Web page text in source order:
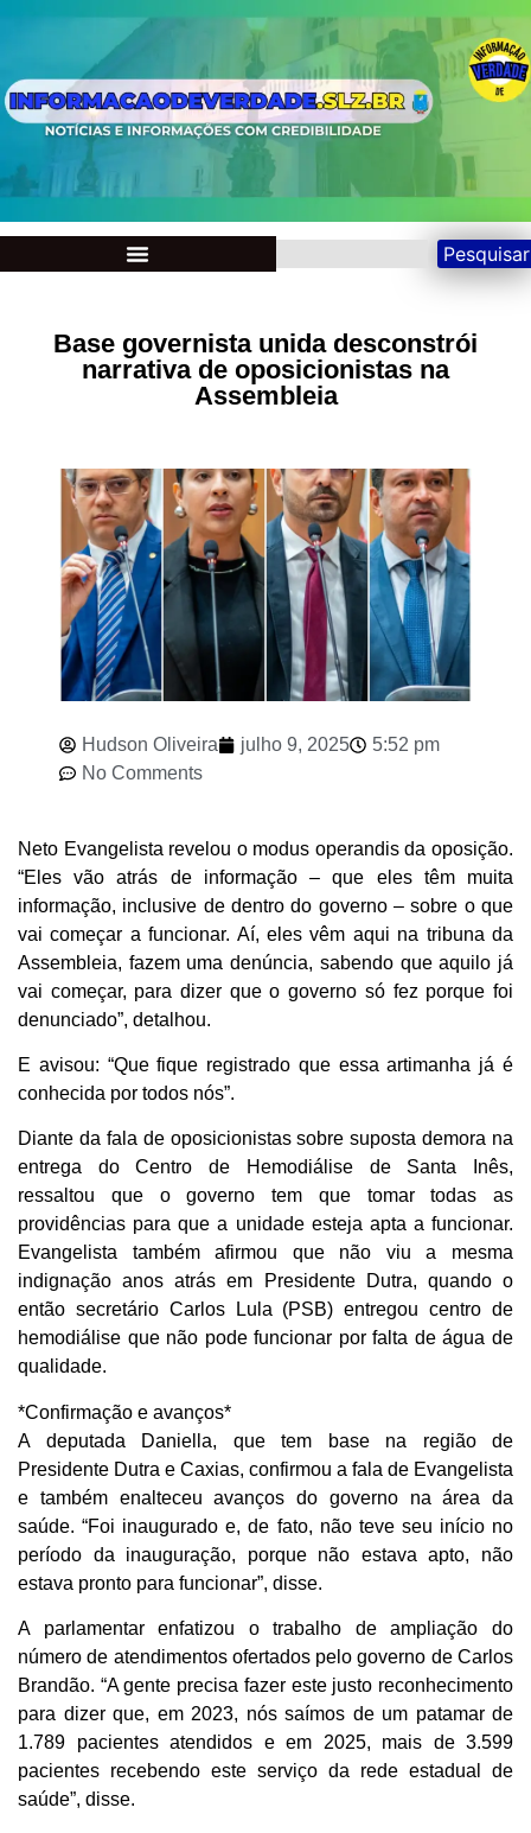
Pesquisar
Base governista unida desconstrói
narrativa de oposicionistas na
Assembleia
Hudson Oliveira julho 9, 2025
5:52 pm
No Comments
Neto Evangelista revelou o modus operandis da oposição.
“Eles vão atrás de informação – que eles têm muita
informação, inclusive de dentro do governo – sobre o que
vai começar a funcionar. Aí, eles vêm aqui na tribuna da
Assembleia, fazem uma denúncia, sabendo que aquilo já
vai começar, para dizer que o governo só fez porque foi
denunciado”, detalhou.
E avisou: “Que fique registrado que essa artimanha já é
conhecida por todos nós”.
Diante da fala de oposicionistas sobre suposta demora na
entrega do Centro de Hemodiálise de Santa Inês,
ressaltou que o governo tem que tomar todas as
providências para que a unidade esteja apta a funcionar.
Evangelista também afirmou que não viu a mesma
indignação anos atrás em Presidente Dutra, quando o
então secretário Carlos Lula (PSB) entregou centro de
hemodiálise que não pode funcionar por falta de água de
qualidade.
*Confirmação e avanços*
A deputada Daniella, que tem base na região de
Presidente Dutra e Caxias, confirmou a fala de Evangelista
e também enalteceu avanços do governo na área da
saúde. “Foi inaugurado e, de fato, não teve seu início no
período da inauguração, porque não estava apto, não
estava pronto para funcionar”, disse.
A parlamentar enfatizou o trabalho de ampliação do
número de atendimentos ofertados pelo governo de Carlos
Brandão. “A gente precisa fazer este justo reconhecimento
para dizer que, em 2023, nós saímos de um patamar de
1.789 pacientes atendidos e em 2025, mais de 3.599
pacientes recebendo este serviço da rede estadual de
saúde”, disse.